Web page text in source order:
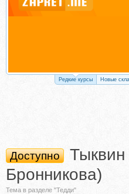
Редкие курсы Новые
Доступно
Тыквин
Бронникова)
Тема в разделе "Тедди"